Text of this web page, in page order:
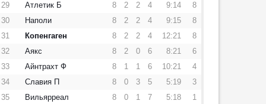
29
Атлетик Б 8 2 2 4 9:14
8
30
Наполи 8 2 2 4 9:15
8
31
Копенгаген 8 2 2 4 12:21
8
32
Аякс 8 2 0 6 8:21
6
33
Айнтрахт Ф 8 1 1 6 10:21
4
34
Славия П 8 0 3 5 5:19
3
35
Вильярреал 8 0 1 7 5:18 1